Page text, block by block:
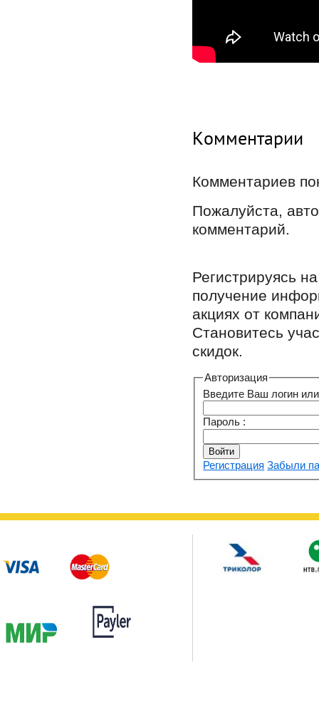
Комментарии
Комментариев
Пожалуйста,
комментарий.
Регистрируясь
получение
акциях от
Становитесь
скидок.
Авторизация
Введите Ваш логин
Пароль :
Регистрация Забыли